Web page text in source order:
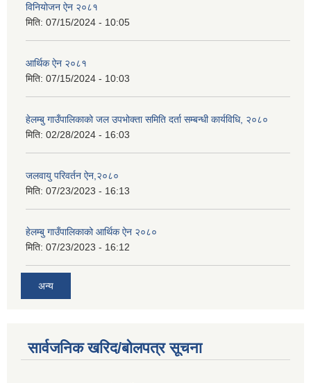
विनियोजन ऐन २०८१
मिति: 07/15/2024 - 10:05
आर्थिक ऐन २०८१
मिति: 07/15/2024 - 10:03
हेलम्बु गाउँपालिकाको जल उपभोक्ता समिति दर्ता सम्बन्धी कार्यविधि, २०८०
मिति: 02/28/2024 - 16:03
जलवायु परिवर्तन ऐन,२०८०
मिति: 07/23/2023 - 16:13
हेलम्बु गाउँपालिकाको आर्थिक ऐन २०८०
मिति: 07/23/2023 - 16:12
अन्य
सार्वजनिक खरिद/बोलपत्र सूचना